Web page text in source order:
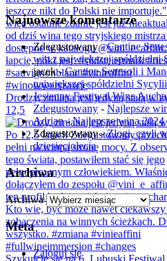
Drodzy, zmiana jest jedyną stałą w
12,5
Najnowsze komentarze
Zdegustowany-Cantine
win z największej spółdzielni
jacek-Cantine Settesoli i
największej spółdzielni Sycylii
Jesienny Festiwal Wina
Zdegustowany - Najlepsze
Adrian-Najlepsze wina 2024
Zdegustowany-Złogi, czyli
dziesięciolecia
Archiwa
Archiwa
Meta
Zaloguj się